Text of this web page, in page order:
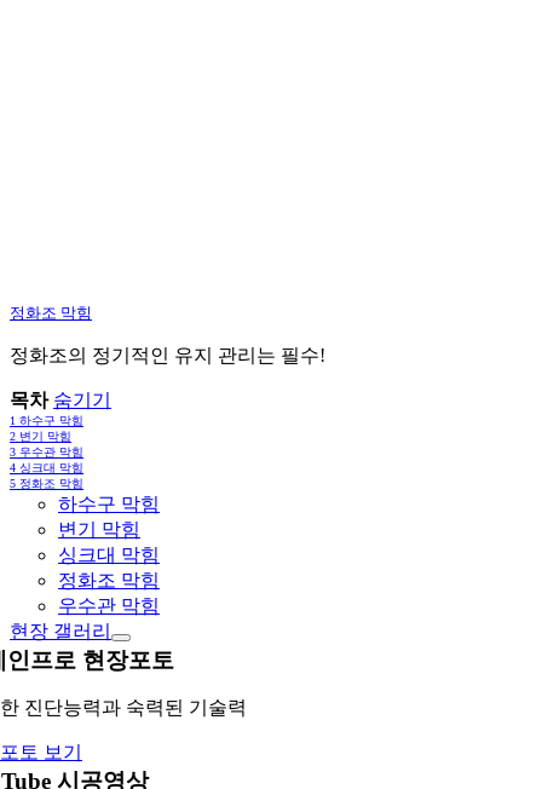
정화조 막힘
정화조의 정기적인 유지 관리는 필수!
목차 숨기기
1 하수구 막힘
2 변기 막힘
3 우수관 막힘
4 싱크대 막힘
5 정화조 막힘
하수구 막힘
변기 막힘
싱크대 막힘
정화조 막힘
우수관 막힘
현장 갤러리
인프로 현장포토
진단능력과 숙력된 기술력
토 보기
시공영상